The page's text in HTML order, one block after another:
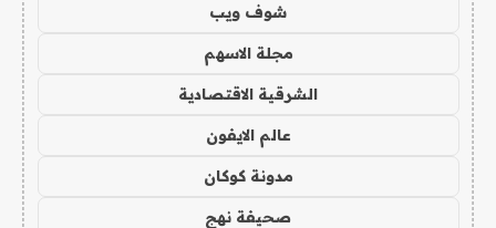
شوف ويب
مجلة الاسهم
الشرقية الاقتصادية
عالم الايفون
مدونة كوكان
صحيفة نهج